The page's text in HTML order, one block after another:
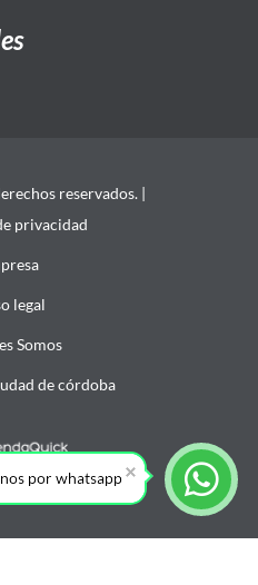
reservados. |
privacidad
legal
Somos
de córdoba
por whatsapp